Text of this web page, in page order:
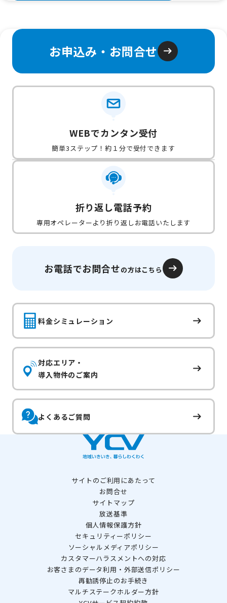
お申込み・お問合せ
WEBでカンタン受付
簡単3ステップ！約１分で受付できます
折り返し電話予約
専用オペレーターより折り返しお電話いたします
お電話でお問合せの方はこちら
料金シミュレーション
対応エリア・
導入物件のご案内
よくあるご質問
サイトのご利用にあたって
お問合せ
サイトマップ
放送基準
個人情報保護方針
セキュリティーポリシー
ソーシャルメディアポリシー
カスタマーハラスメントへの対応
お客さまのデータ利用・外部送信ポリシー
再勧誘停止のお手続き
マルチステークホルダー方針